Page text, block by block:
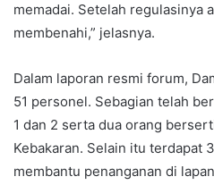
memadai. Setelah regulasinya
membenahi,” jelasnya.
Dalam laporan resmi forum,
51 personel. Sebagian telah
1 dan 2 serta dua orang
Kebakaran. Selain itu terdapat
membantu penanganan di